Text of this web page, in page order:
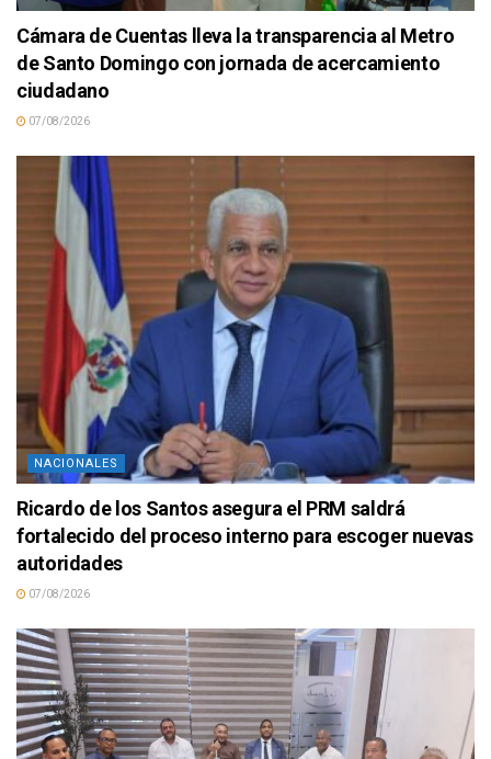
Cámara de Cuentas lleva la transparencia al Metro
de Santo Domingo con jornada de acercamiento
ciudadano
07/08/2026
NACIONALES
Ricardo de los Santos asegura el PRM saldrá
fortalecido del proceso interno para escoger nuevas
autoridades
07/08/2026